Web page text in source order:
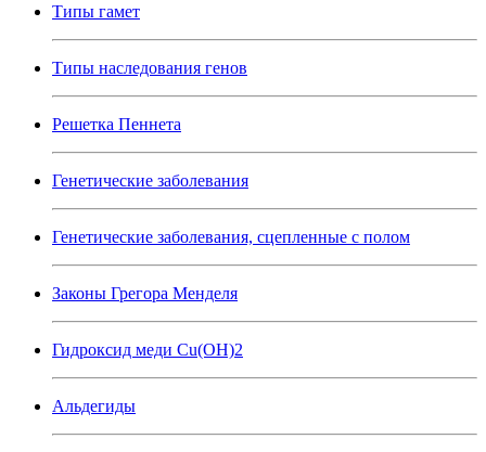
Типы гамет
Типы наследования генов
Решетка Пеннета
Генетические заболевания
Генетические заболевания, сцепленные с полом
Законы Грегора Менделя
Гидроксид меди Cu(OH)2
Альдегиды